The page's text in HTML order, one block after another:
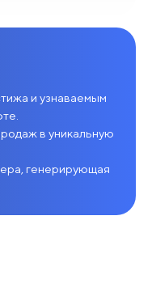
и узнаваемым
в уникальную
генерирующая